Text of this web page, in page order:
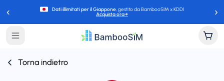
‹ Dati illimitati per il Giappone, gestito da BambooSIM x KDDI
Acquista ora→ ›
Torna indietro